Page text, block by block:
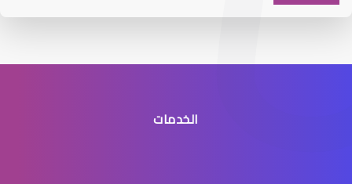
عيون الاطفال الخدجالخدمات